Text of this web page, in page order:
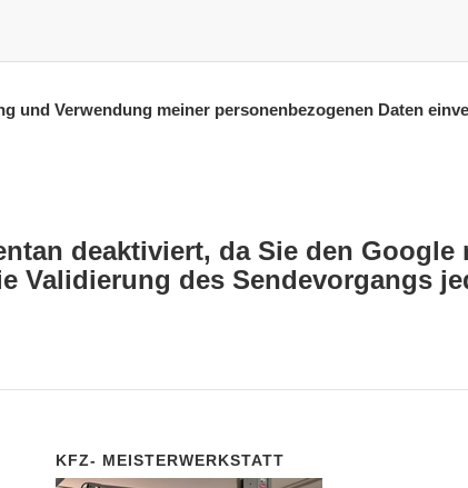
und Verwendung meiner personenbezogenen Daten
deaktiviert, da Sie den Google
Validierung des Sendevorgangs
KFZ- MEISTERWERKSTATT